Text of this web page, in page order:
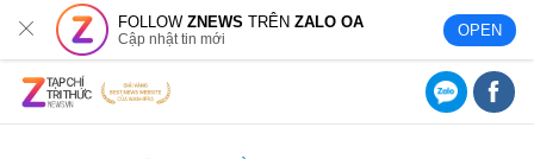
FOLLOWZNEWS TRÊNZALO OA
Cập nhật tin mới OPEN